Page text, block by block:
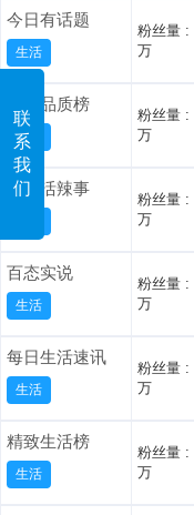
联
系
我
们
今日有话题
生活
粉丝量 :
万
生活品质榜
生活
粉丝量 :
万
最生活辣事
粉丝量 :
万
百态实说
生活
粉丝量 :
万
每日生活速讯
生活
粉丝量 :
万
精致生活榜
生活
粉丝量 :
万